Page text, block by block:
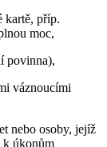
kartě, příp.
moc,
povinna),
váznoucími
nebo osoby, jejíž
k úkonům